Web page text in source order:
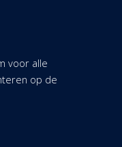
voor alle
op de